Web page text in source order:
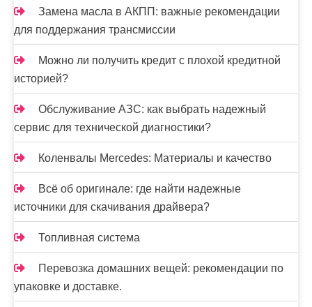
Замена масла в АКПП: важные рекомендации
для поддержания трансмиссии
Можно ли получить кредит с плохой кредитной
историей?
Обслуживание АЗС: как выбрать надежный
сервис для технической диагностики?
Коленвалы Mercedes: Материалы и качество
Всё об оригинале: где найти надежные
источники для скачивания драйвера?
Топливная система
Перевозка домашних вещей: рекомендации по
упаковке и доставке.